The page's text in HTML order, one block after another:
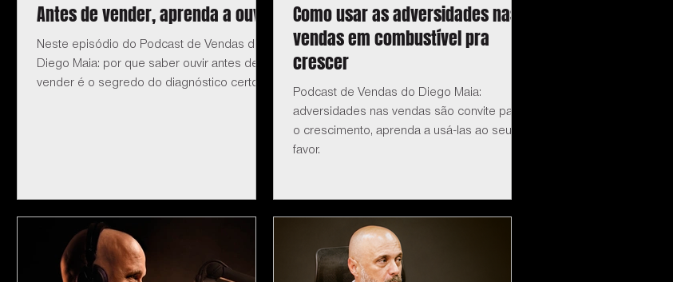
Antes de vender, aprenda a ouvir
Neste episódio do Podcast de Vendas do
Diego Maia: por que saber ouvir antes de
vender é o segredo do diagnóstico certo.
Como usar as adversidades nas
vendas em combustível pra
crescer
Podcast de Vendas do Diego Maia:
adversidades nas vendas são convite para
o crescimento, aprenda a usá-las ao seu
favor.